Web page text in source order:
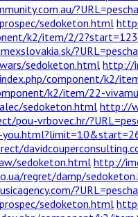
sedoketon.html
k2/item/2/
sedoketon.html http://
component/k2/
k2/item/22-
sedoketon.html http://
pou-vrbovec.hr/
sedoketon.html http://
regret/damp/
sedoketon.html